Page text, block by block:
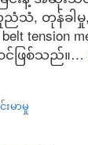
, တုန်ခါမှု,
tension
င်ဖြစ်သည်။…
မာမှု